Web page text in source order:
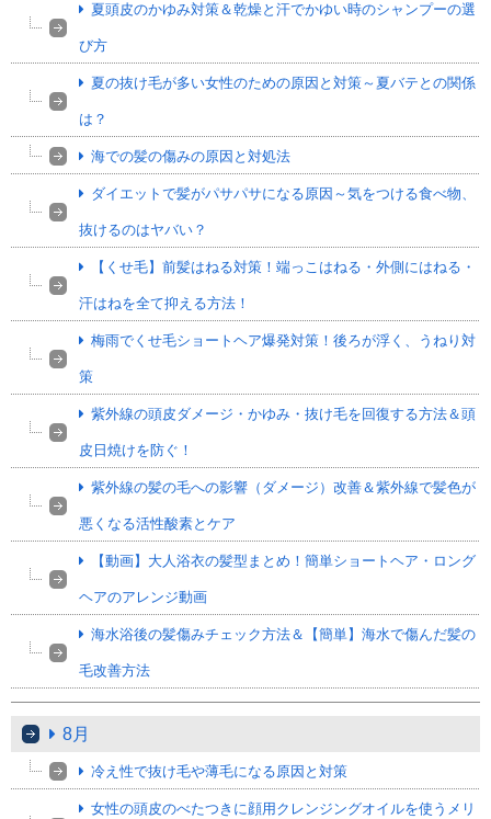
夏頭皮のかゆみ対策＆乾燥と汗でかゆい時のシャンプーの選
び方
夏の抜け毛が多い女性のための原因と対策～夏バテとの関係
は？
海での髪の傷みの原因と対処法
ダイエットで髪がパサパサになる原因～気をつける食べ物、
抜けるのはヤバい？
【くせ毛】前髪はねる対策！端っこはねる・外側にはねる・
汗はねを全て抑える方法！
梅雨でくせ毛ショートヘア爆発対策！後ろが浮く、うねり対
策
紫外線の頭皮ダメージ・かゆみ・抜け毛を回復する方法＆頭
皮日焼けを防ぐ！
紫外線の髪の毛への影響（ダメージ）改善＆紫外線で髪色が
悪くなる活性酸素とケア
【動画】大人浴衣の髪型まとめ！簡単ショートヘア・ロング
ヘアのアレンジ動画
海水浴後の髪傷みチェック方法＆【簡単】海水で傷んだ髪の
毛改善方法
8月
冷え性で抜け毛や薄毛になる原因と対策
女性の頭皮のべたつきに顔用クレンジングオイルを使うメリ